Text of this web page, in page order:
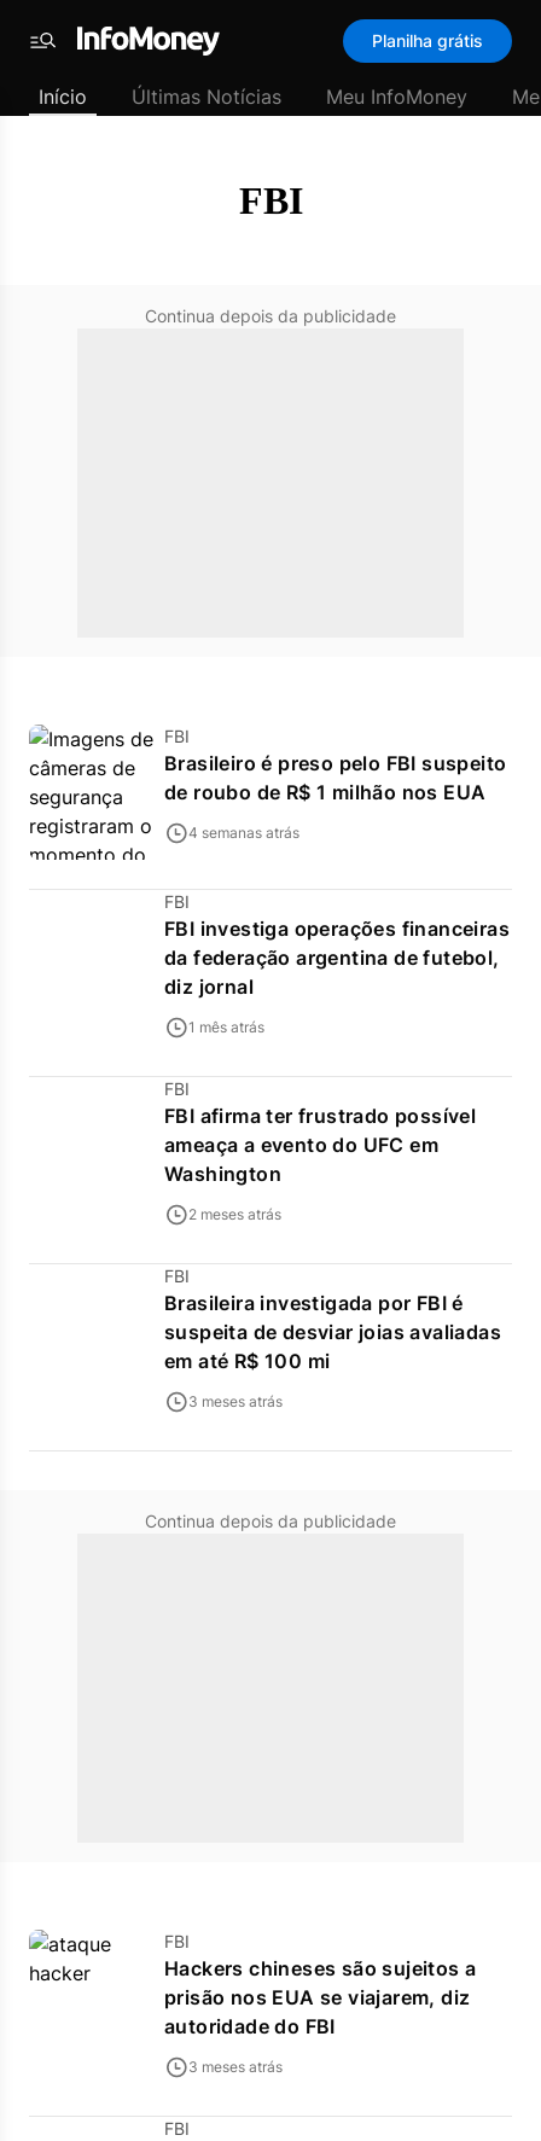
Padrão
Últimas
Menu
Planilha grátis
Início Últimas Notícias Meu InfoMoney
FBI
Continua depois da publicidade
FBI
Brasileiro é preso pelo FBI suspeito
de roubo de R$ 1 milhão nos EUA
4 semanas atrás
FBI
FBI investiga operações financeiras
da federação argentina de futebol,
diz jornal
1 mês atrás
FBI
FBI afirma ter frustrado possível
ameaça a evento do UFC em
Washington
2 meses atrás
FBI
Brasileira investigada por FBI é
suspeita de desviar joias avaliadas
em até R$ 100 mi
3 meses atrás
Continua depois da publicidade
FBI
Hackers chineses são sujeitos a
prisão nos EUA se viajarem, diz
autoridade do FBI
3 meses atrás
FBI